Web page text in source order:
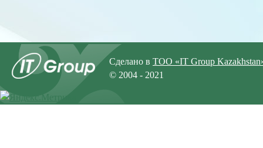
Сделано в ТОО «IT Group
© 2004 - 2021